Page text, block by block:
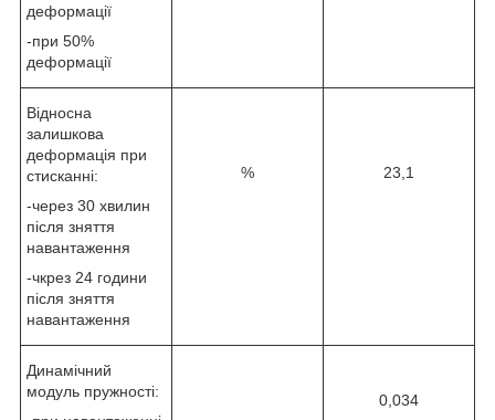
деформації
-при 50%
деформації
Відносна
залишкова
деформація при
стисканні:
-через 30 хвилин
після зняття
навантаження
-чкрез 24 години
після зняття
навантаження
% 23,1
Динамічний
модуль пружності:
0,034